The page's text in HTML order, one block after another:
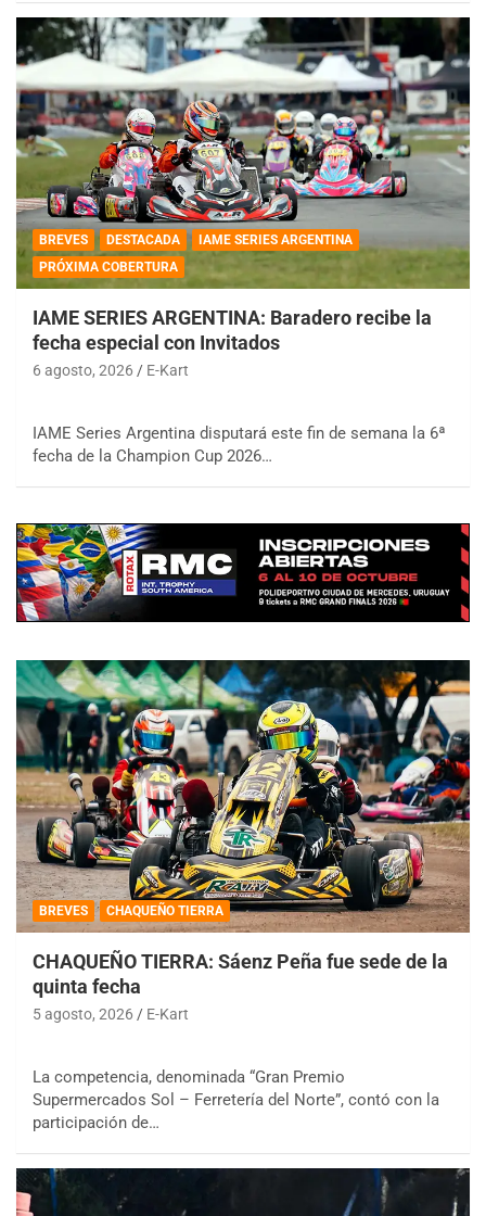
BREVES DESTACADA
IAME SERIES ARGENTINA
PRÓXIMA COBERTURA
IAME SERIES ARGENTINA: Baradero recibe la
fecha especial con Invitados
6 agosto, 2026 E-Kart
IAME Series Argentina disputará este fin de semana la 6ª
fecha de la Champion Cup 2026…
BREVES CHAQUEÑO TIERRA
CHAQUEÑO TIERRA: Sáenz Peña fue sede de la
quinta fecha
5 agosto, 2026 E-Kart
La competencia, denominada “Gran Premio
Supermercados Sol – Ferretería del Norte”, contó con la
participación de…